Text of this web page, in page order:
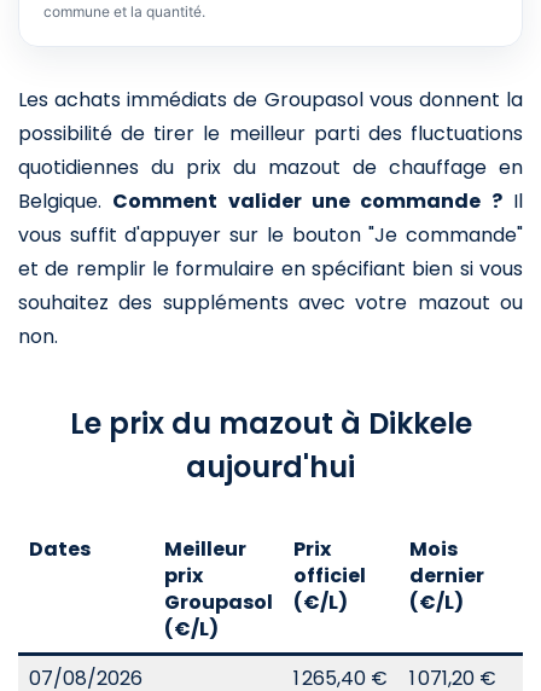
commune et la quantité.
Les achats immédiats de Groupasol vous donnent la
possibilité de tirer le meilleur parti des fluctuations
quotidiennes du prix du mazout de chauffage en
Belgique. Comment valider une commande ?Il
vous suffit d'appuyer sur le bouton "Je commande"
et de remplir le formulaire en spécifiant bien si vous
souhaitez des suppléments avec votre mazout ou
non.
Le prix du mazout à Dikkele
aujourd'hui
Dates
Meilleur
prix
Groupasol
(€/L)
Prix
officiel
(€/L)
Mois
dernier
(€/L)
07/08/2026 1 265,40 € 1 071,20 €